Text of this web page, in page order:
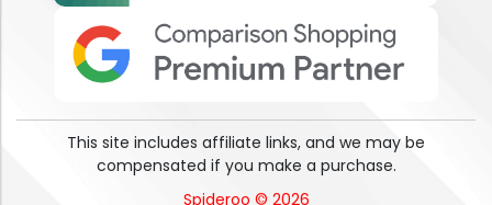
This site includes affiliate links, and we may be
compensated if you make a purchase.
Spideroo © 2026